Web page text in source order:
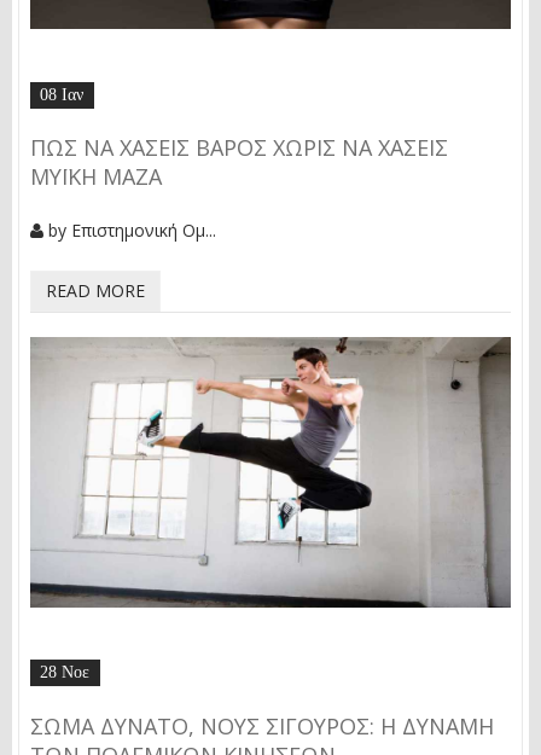
08 Ιαν
ΠΏΣ ΝΑ ΧΆΣΕΙΣ ΒΆΡΟΣ ΧΩΡΊΣ ΝΑ ΧΆΣΕΙΣ
ΜΥΪΚΉ ΜΆΖΑ
by Επιστημονική Ομ...
READ MORE
28 Νοε
ΣΏΜΑ ΔΥΝΑΤΌ, ΝΟΥΣ ΣΊΓΟΥΡΟΣ: Η ΔΎΝΑΜΗ